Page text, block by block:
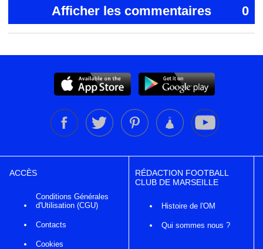
Afficher les commentaires 0
ACCÈS
Conditions Générales
d'Utilisation (CGU)
Contacts
Cookies
RÉDACTION FOOTBALL
CLUB DE MARSEILLE
Histoire de l'OM
Qui sommes nous ?